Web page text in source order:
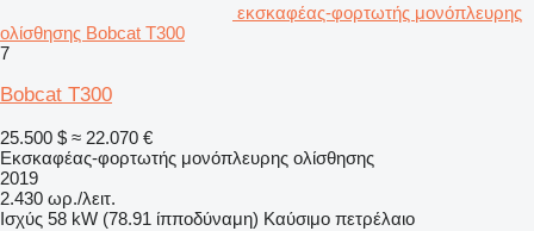
εκσκαφέας-φορτωτής μονόπλευρης
ολίσθησης Bobcat T300
7
Bobcat T300
25.500 $ ≈ 22.070 €
Εκσκαφέας-φορτωτής μονόπλευρης ολίσθησης
2019
2.430 ωρ./λειτ.
Ισχύς 58 kW (78.91 ίπποδύναμη) Καύσιμο πετρέλαιο